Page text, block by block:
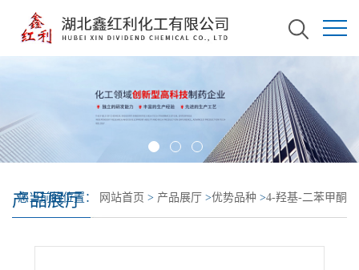
产品展厅
您当前的位置： 网站首页 > 产品展厅 >优势品种 >4-羟基-二苯甲酮